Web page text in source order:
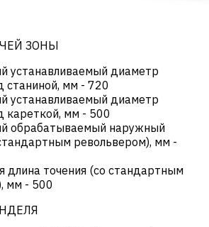
ЗОНЫ
устанавливаемый диаметр
станиной, мм - 720
устанавливаемый диаметр
кареткой, мм - 500
обрабатываемый наружный
револьвером), мм -
длина точения (со стандартным
мм - 500